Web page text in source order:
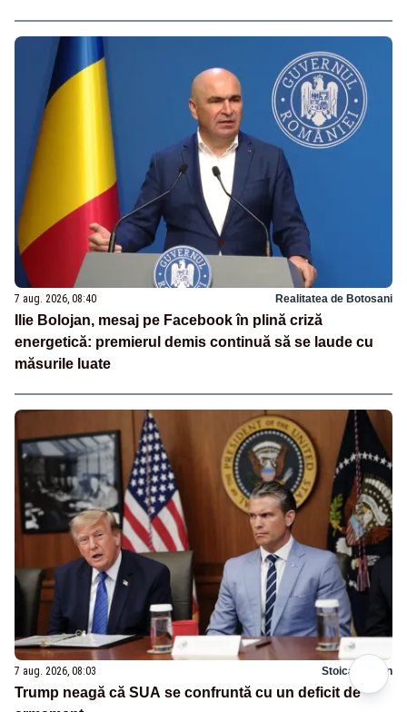
7 aug. 2026, 08:40 Realitatea de Botosani
Ilie Bolojan, mesaj pe Facebook în plină criză
energetică: premierul demis continuă să se laude cu
măsurile luate
7 aug. 2026, 08:03 Stoica Marian
Trump neagă că SUA se confruntă cu un deficit de